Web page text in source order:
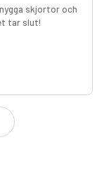
skjortor och
tar slut!